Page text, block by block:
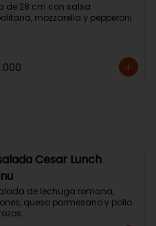
de 28 cm con salsa
mozzarella y pepperoni.
Cesar Lunch
de lechuga romana,
queso parmesano y pollo